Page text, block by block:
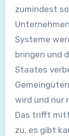
zumindest
Systeme
bringen und
Staates
wird und nur
Das trifft
zu, es gibt